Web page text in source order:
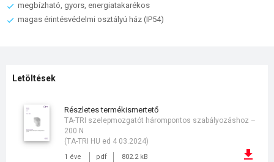
megbízható, gyors, energiatakarékos
magas érintésvédelmi osztályú ház (IP54)
Letöltések
részletes termékismertető
1 éve pdf 802.2 kB
TA-TRI szelepmozgatót hárompontos szabályozáshoz –
200 N
(TA-TRI HU ed 4 03.2024)